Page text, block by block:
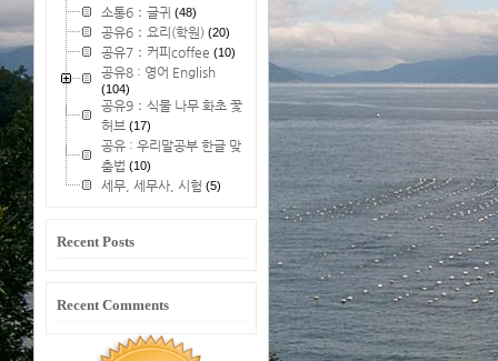
소통6：글귀 (48)
공유6：요리(학원) (20)
공유7：커피coffee (10)
공유8 : 영어 English
(104)
공유9：식물 나무 화초 꽃
허브 (17)
공유 : 우리말공부 한글 맞
춤법 (10)
세무, 세무사, 시험 (5)
Recent Posts
Recent Comments